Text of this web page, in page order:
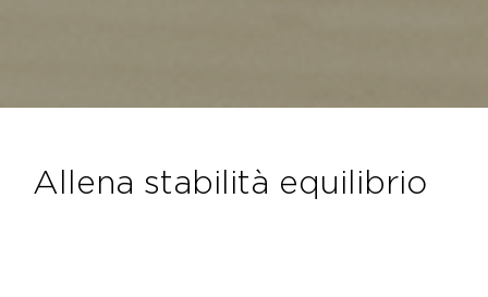
allena stabilità equilibrio